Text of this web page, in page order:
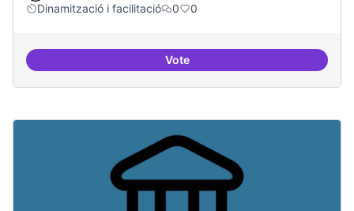
Dinamització i facilitació
0 0
VoteSuport a projectes digitals i